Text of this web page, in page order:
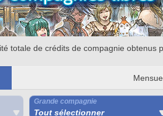
totale de crédits de compagnie obtenus
Grande compagnie
Tout sélectionner